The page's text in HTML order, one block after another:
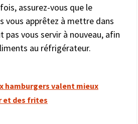
assurez-vous que le
vous apprêtez à mettre dans
pas vous servir à nouveau, afin
au réfrigérateur.
hamburgers valent mieux
et des frites